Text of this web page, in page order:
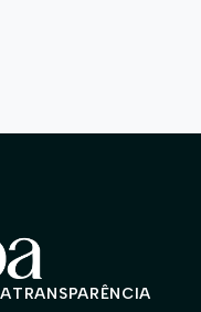
TRANSPARÊNCIA